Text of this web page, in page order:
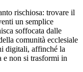
rischiosa: trovare il
un semplice
soffocata dalle
comunità ecclesiale
digitali, affinché la
e non si trasformi in